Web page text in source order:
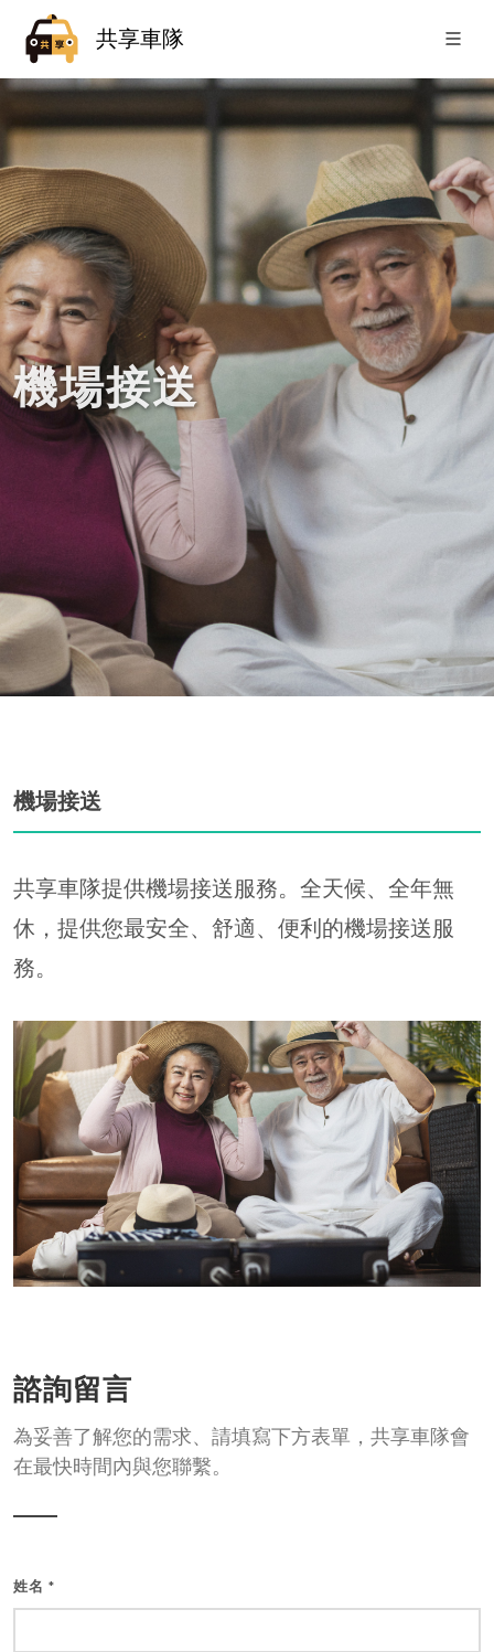
共享車隊
機場接送
機場接送
共享車隊提供機場接送服務。全天候、全年無
休，提供您最安全、舒適、便利的機場接送服
務。
諮詢留言
為妥善了解您的需求、請填寫下方表單，共享車隊會
在最快時間內與您聯繫。
姓名 *